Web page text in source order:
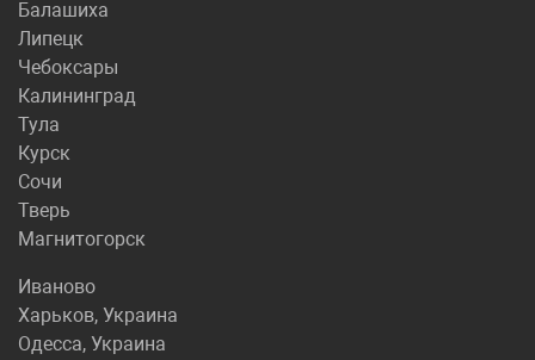
Балашиха
Липецк
Чебоксары
Калининград
Тула
Курск
Сочи
Тверь
Магнитогорск
Иваново
Харьков, Украина
Одесса, Украина